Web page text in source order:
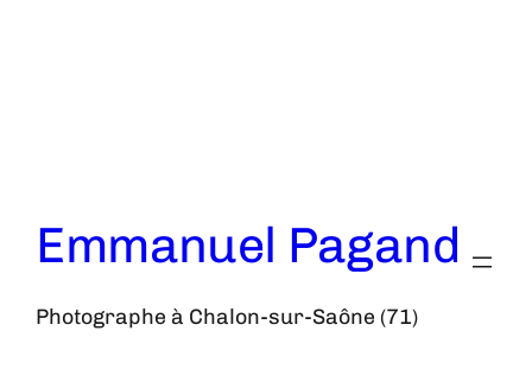
Emmanuel Pagand
Photographe à Chalon-sur-Saône (71)